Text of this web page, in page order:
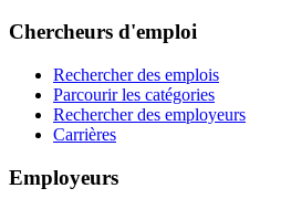
Chercheurs d'emploi
Rechercher des emplois
Parcourir les catégories
Rechercher des employeurs
Carrières
Employeurs